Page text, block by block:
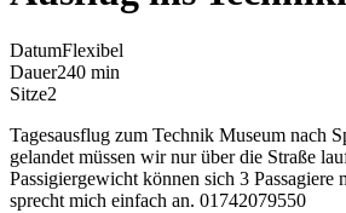
DatumFlexibel
Dauer240 min
Sitze2
Tagesausflug zum Technik Museum nach
gelandet müssen wir nur über die Straße
Passigiergewicht können sich 3
sprecht mich einfach an. 01742079550